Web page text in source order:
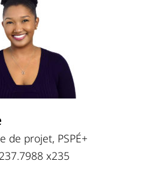
de projet, PSPÉ+
x235